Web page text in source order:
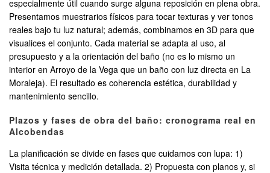
especialmente útil cuando surge alguna reposición en plena obra.
Presentamos muestrarios físicos para tocar texturas y ver tonos
reales bajo tu luz natural; además, combinamos en 3D para que
visualices el conjunto. Cada material se adapta al uso, al
presupuesto y a la orientación del baño (no es lo mismo un
interior en Arroyo de la Vega que un baño con luz directa en La
Moraleja). El resultado es coherencia estética, durabilidad y
mantenimiento sencillo.
Plazos y fases de obra del baño: cronograma real en
Alcobendas
La planificación se divide en fases que cuidamos con lupa: 1)
Visita técnica y medición detallada. 2) Propuesta con planos y, si